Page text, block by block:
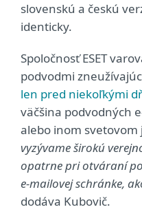
slovenskú a českú
identicky.
Spoločnosť ESET
podvodmi
len pred niekoľkými
väčšina podvodných
alebo inom svetovom
vyzývame širokú
opatrne pri otváraní
e-mailovej schránke,
dodáva Kubovič.